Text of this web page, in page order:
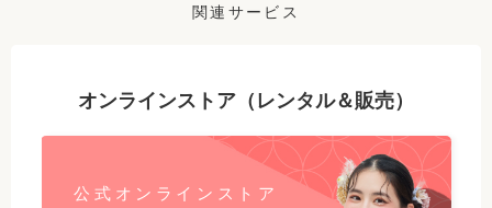
関連サービス
オンラインストア（レンタル＆販売）
公式オンラインストア